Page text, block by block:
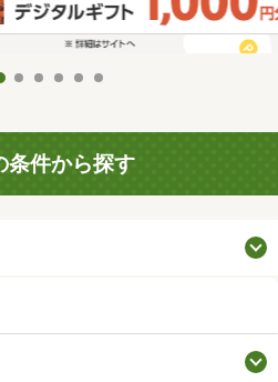
条件から探す